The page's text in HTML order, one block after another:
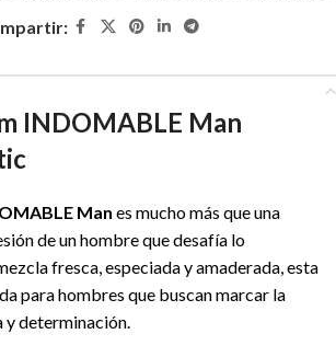
INDOMABLE Man
Man es mucho más que una
de un hombre que desafía lo
fresca, especiada y amaderada, esta
para hombres que buscan marcar la
y determinación.